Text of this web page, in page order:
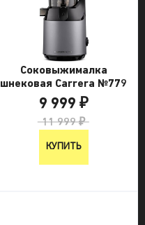
Соковыжималка
шнековая Carrera №779
9 999 ₽
11 999 ₽
КУПИТЬ